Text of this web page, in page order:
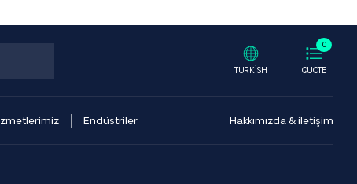
0
QUOTE
TURKISH
Endüstriler Hakkımızda & iletişim